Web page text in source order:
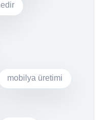
mobilya üretimi